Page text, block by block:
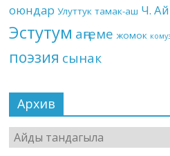
оюндар Улуттук тамак-аш Ч.
Эстутум аңгеме жомок
поэзия сынак
Архив
Архив